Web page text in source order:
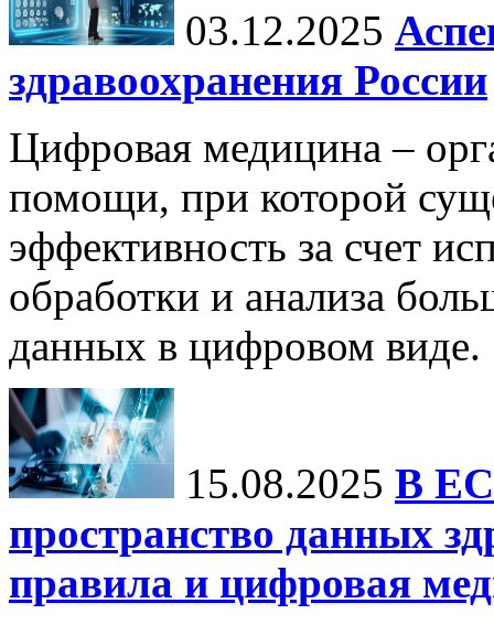
03.12.2025
здравоохранения России
Цифровая медицина –
помощи, при которой
эффективность за счет
обработки и анализа
данных в цифровом виде.
15.08.2025 В ЕС
пространство данных
правила и цифровая